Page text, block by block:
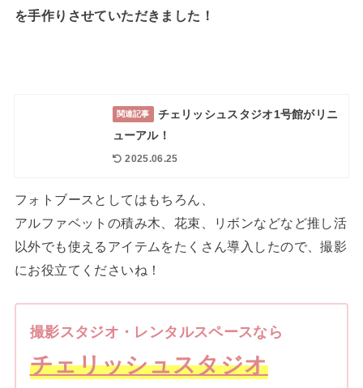
を手作りさせていただきました！
関連記事
チェリッシュスタジオ1号館がリニ
ューアル！
2025.06.25
フォトブースとしてはもちろん、
アルファベットの積み木、花束、リボンなどなど推し活
以外でも使えるアイテムをたくさん導入したので、撮影
にお役立てくださいね！
撮影スタジオ・レンタルスペースなら
チェリッシュスタジオ